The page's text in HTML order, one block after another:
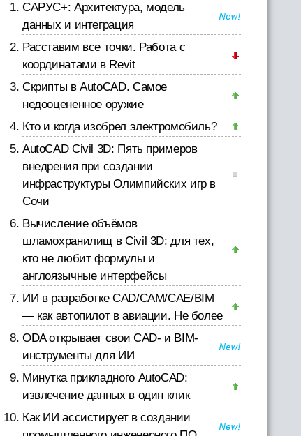
САРУС+: Архитектура, модель
данных и интеграция
Расставим все точки. Работа с
координатами в Revit
Скрипты в AutoCAD. Самое
недооцененное оружие
Кто и когда изобрел электромобиль?
AutoCAD Civil 3D: Пять примеров
внедрения при создании
инфраструктуры Олимпийских игр в
Сочи
Вычисление объёмов
шламохранилищ в Civil 3D: для тех,
кто не любит формулы и
англоязычные интерфейсы
ИИ в разработке CAD/CAM/CAE/BIM
— как автопилот в авиации. Не более
ODA открывает свои CAD- и BIM-
инструменты для ИИ
Минутка прикладного AutoCAD:
извлечение данных в один клик
Как ИИ ассистирует в создании